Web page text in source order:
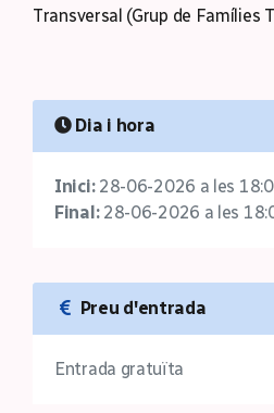
Transversal (Grup de Famílies
Dia i hora
Inici:28-06-2026 a les
Final:28-06-2026 a les
Preu d'entrada
Entrada gratuïta